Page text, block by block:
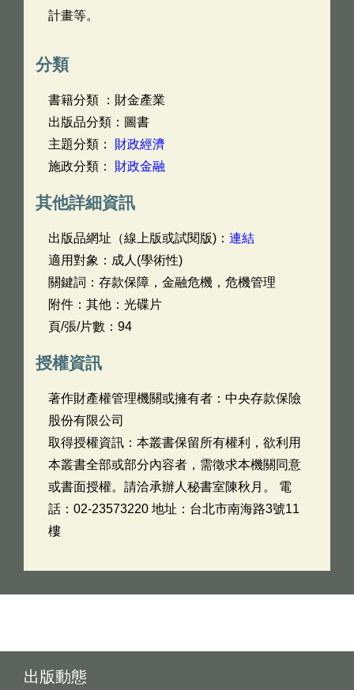
計畫等。
分類
書籍分類 ：財金產業
出版品分類：圖書
主題分類： 財政經濟
施政分類： 財政金融
其他詳細資訊
出版品網址（線上版或試閱版)： 連結
適用對象：成人(學術性)
關鍵詞：存款保障，金融危機，危機管理
附件：其他：光碟片
頁/張/片數：94
授權資訊
著作財產權管理機關或擁有者：中央存款保險
股份有限公司
取得授權資訊：本叢書保留所有權利，欲利用
本叢書全部或部分內容者，需徵求本機關同意
或書面授權。請洽承辦人秘書室陳秋月。 電
話：02-23573220 地址：台北市南海路3號11
樓
出版動態